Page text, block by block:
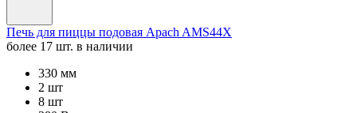
Печь для пиццы подовая Apach AMS44X
более 17 шт. в наличии
330 мм
2 шт
8 шт